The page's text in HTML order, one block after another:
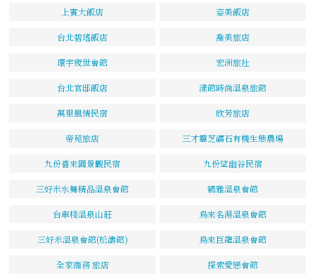
上賓大飯店 姿美飯店
台北碧瑤飯店 喬美旅店
環宇宬世會館 宏洲旅社
台北官邸飯店 漾館時尚溫泉旅館
萬里風情民宿 欣芳旅店
帝苑旅店 三才靈芝礦石有機生態農場
九份喜來園景觀民宿 九份望幽谷民宿
三好米水舞精品溫泉會館 鶴雅溫泉會館
台車棧溫泉山莊 烏來名湯溫泉會館
三好米溫泉會館(松濤館) 烏來巨龍溫泉會館
全家商務 旅店 探索愛戀會館